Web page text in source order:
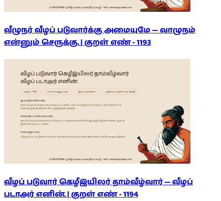
வீழுநர் வீழப் படுவார்க்கு அமையுமே — வாழுநம்
என்னும் செருக்கு. | குறள் எண் -1193
வீழப் படுவார் கெழீஇயிலர் தாம்வீழ்வார் — வீழப்
படாஅர் எனின். | குறள் எண் -1194